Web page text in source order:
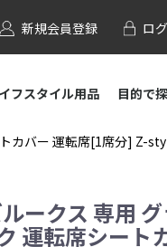
新規会員登録 ロ
フスタイル用品 目的で
カバー 運転席[1席分] Z-
ークス 専用
運転席シート